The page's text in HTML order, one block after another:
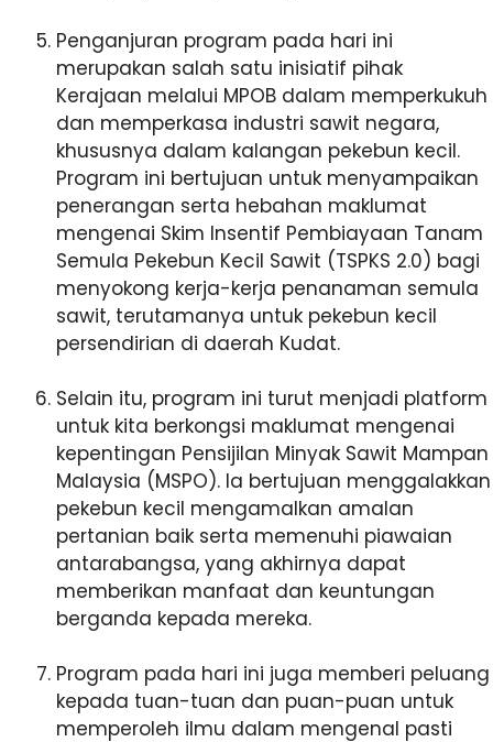
Penganjuran program pada hari ini
merupakan salah satu inisiatif pihak
Kerajaan melalui MPOB dalam memperkukuh
dan memperkasa industri sawit negara,
khususnya dalam kalangan pekebun kecil.
Program ini bertujuan untuk menyampaikan
penerangan serta hebahan maklumat
mengenai Skim Insentif Pembiayaan Tanam
Semula Pekebun Kecil Sawit (TSPKS 2.0) bagi
menyokong kerja-kerja penanaman semula
sawit, terutamanya untuk pekebun kecil
persendirian di daerah Kudat.
Selain itu, program ini turut menjadi platform
untuk kita berkongsi maklumat mengenai
kepentingan Pensijilan Minyak Sawit Mampan
Malaysia (MSPO). Ia bertujuan menggalakkan
pekebun kecil mengamalkan amalan
pertanian baik serta memenuhi piawaian
antarabangsa, yang akhirnya dapat
memberikan manfaat dan keuntungan
berganda kepada mereka.
Program pada hari ini juga memberi peluang
kepada tuan-tuan dan puan-puan untuk
memperoleh ilmu dalam mengenal pasti